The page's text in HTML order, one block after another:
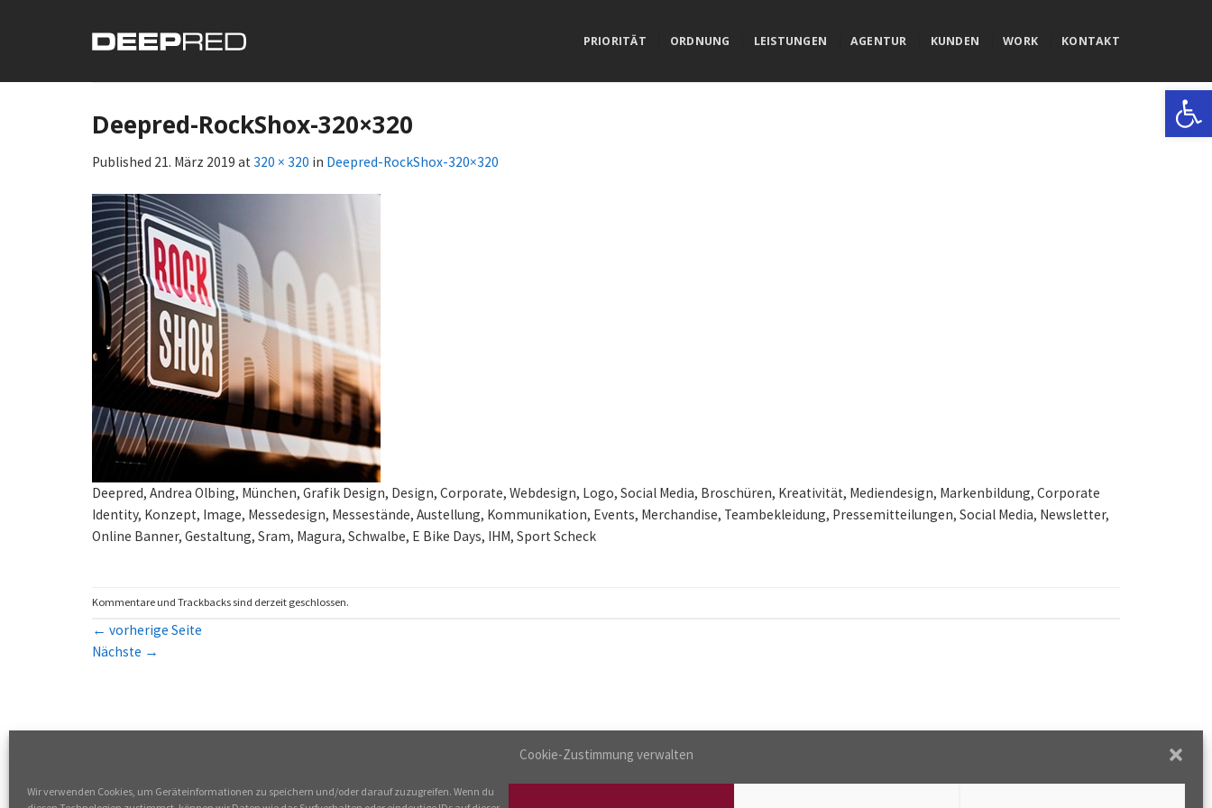
Cookie-Zustimmung verwalten
Wir verwenden Cookies, um Geräteinformationen zu speichern und/oder darauf zuzugreifen. Wenn du
PRIORITÄT ORDNUNG LEISTUNGEN AGENTUR KUNDEN WORK KONTAKT
Deepred-RockShox-320×320
Published 21. März 2019 at 320 × 320 in Deepred-RockShox-320×320
Deepred, Andrea Olbing, München, Grafik Design, Design, Corporate, Webdesign, Logo, Social Media, Broschüren, Kreativität, Mediendesign, Markenbildung, Corporate
Identity, Konzept, Image, Messedesign, Messestände, Austellung, Kommunikation, Events, Merchandise, Teambekleidung, Pressemitteilungen, Social Media, Newsletter,
Online Banner, Gestaltung, Sram, Magura, Schwalbe, E Bike Days, IHM, Sport Scheck
Kommentare und Trackbacks sind derzeit geschlossen.
← vorherige Seite
Nächste →